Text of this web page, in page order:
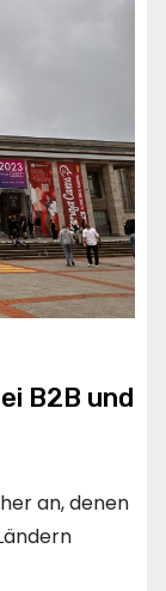
B2B und
an, denen